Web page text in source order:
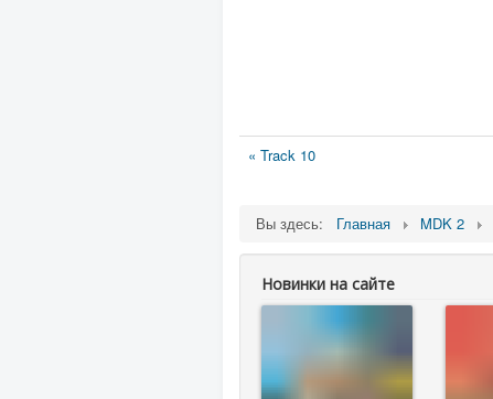
« Track 10
Вы здесь: Главная MDK 2
Новинки на сайте